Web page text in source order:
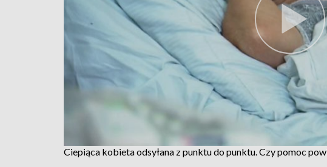
Ciepiąca kobieta odsyłana z punktu do punktu. Czy pomoc